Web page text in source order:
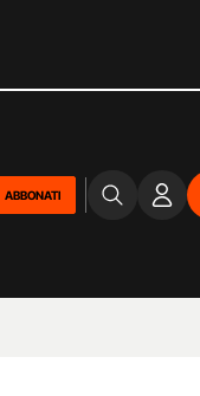
ABBONATI